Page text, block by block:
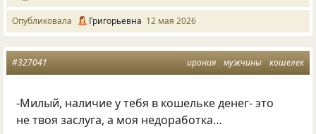
Опубликовала Григорьевна 12 мая 2026
ирония мужчины кошелек
#327041
-Милый, наличие у тебя в кошельке денег- это
не твоя заслуга, а моя недоработка…